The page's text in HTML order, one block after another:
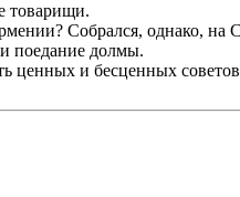
товарищи.
Собрался, однако, на
поедание долмы.
ценных и бесценных